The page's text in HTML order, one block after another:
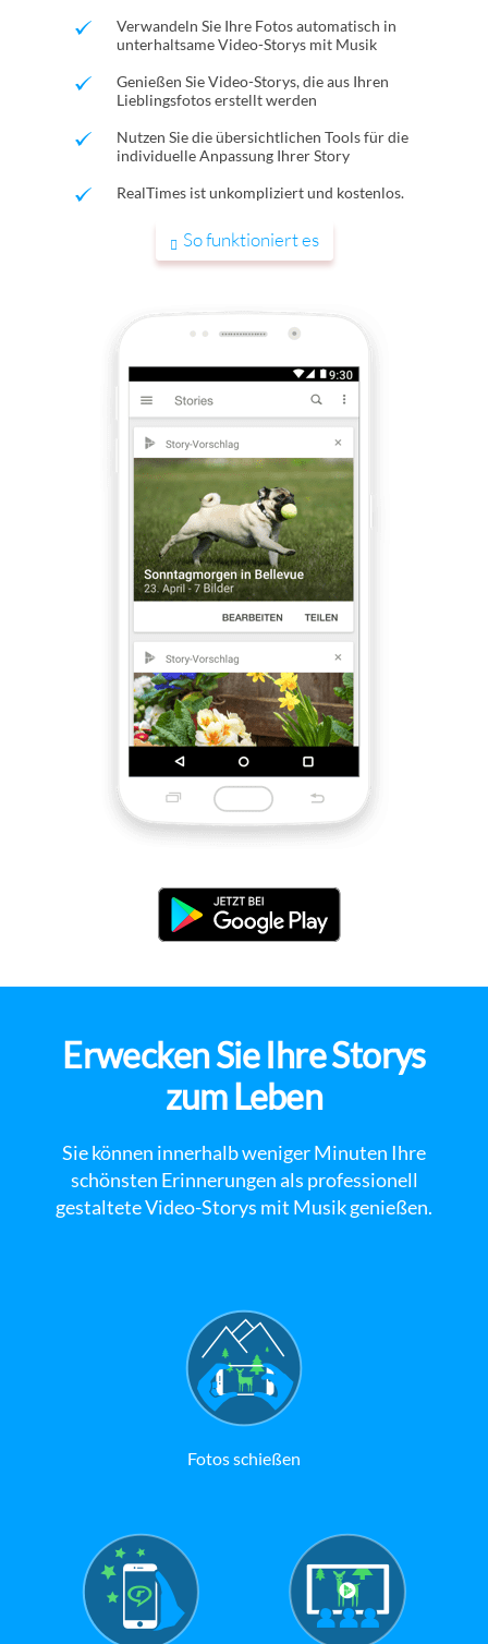
Verwandeln Sie Ihre Fotos automatisch in
unterhaltsame Video-Storys mit Musik
Genießen Sie Video-Storys, die aus Ihren
Lieblingsfotos erstellt werden
Nutzen Sie die übersichtlichen Tools für die
individuelle Anpassung Ihrer Story
RealTimes ist unkompliziert und kostenlos.
So funktioniert es
Erwecken Sie Ihre Storys
zum Leben
Sie können innerhalb weniger Minuten Ihre
schönsten Erinnerungen als professionell
gestaltete Video-Storys mit Musik genießen.
Fotos schießen